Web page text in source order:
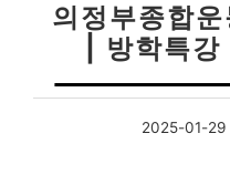
의정부종합
| 방학특
2025-01-29